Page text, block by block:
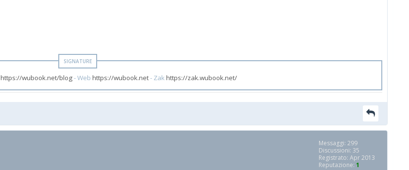
https://wubook.net/blog- Web https://wubook.net- Zakhttps://zak.wubook.net/
Messaggi: 299
Discussioni: 35
Registrato: Apr 2013
Reputazione: 1